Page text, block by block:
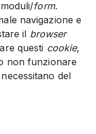
form.
navigazione e
il browser
questi cookie,
non funzionare
del